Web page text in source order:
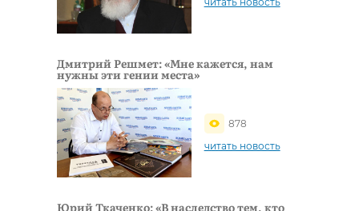
Дмитрий Решмет: «Мне кажется, нам
нужны эти гении места»
878
читать новость
Юрий Ткаченко: «В наследство тем, кто